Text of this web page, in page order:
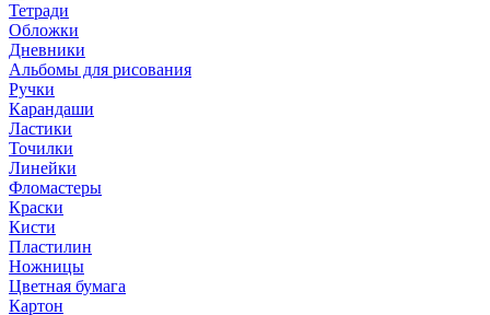
Тетради
Обложки
Дневники
Альбомы для рисования
Ручки
Карандаши
Ластики
Точилки
Линейки
Фломастеры
Краски
Кисти
Пластилин
Ножницы
Цветная бумага
Картон